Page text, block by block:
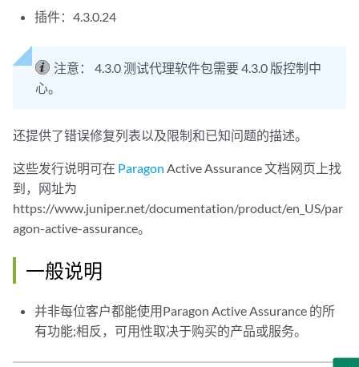
插件：4.3.0.24
注意：
4.3.0 测试代理软件包需要 4.3.0 版控制中
心。
还提供了错误修复列表以及限制和已知问题的描述。
这些发行说明可在 Paragon Active Assurance 文档网页上找
到，网址为
https://www.juniper.net/documentation/product/en_US/par
agon-active-assurance。
一般说明
并非每位客户都能使用Paragon Active Assurance 的所
有功能;相反，可用性取决于购买的产品或服务。